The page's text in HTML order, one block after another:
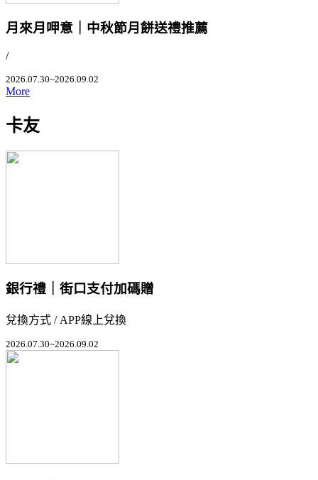
月來月呷意｜中秋節月餅送禮推薦
/
2026.07.30~2026.09.02
More
卡友
銀行禮｜街口支付加碼贈
兌換方式 / APP線上兌換
2026.07.30~2026.09.02